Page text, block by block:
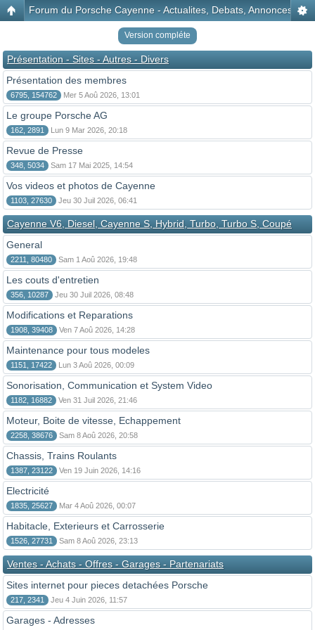
Forum du Porsche Cayenne - Actualites, Debats, Annonces,
Version compléte
Présentation - Sites - Autres - Divers
Présentation des membres
6795, 154762 Mer 5 Aoû 2026, 13:01
Le groupe Porsche AG
162, 2891 Lun 9 Mar 2026, 20:18
Revue de Presse
348, 5034 Sam 17 Mai 2025, 14:54
Vos videos et photos de Cayenne
1103, 27630 Jeu 30 Juil 2026, 06:41
Cayenne V6, Diesel, Cayenne S, Hybrid, Turbo, Turbo S, Coupé
General
2211, 80480 Sam 1 Aoû 2026, 19:48
Les couts d'entretien
356, 10287 Jeu 30 Juil 2026, 08:48
Modifications et Reparations
1908, 39408 Ven 7 Aoû 2026, 14:28
Maintenance pour tous modeles
1151, 17422 Lun 3 Aoû 2026, 00:09
Sonorisation, Communication et System Video
1182, 16882 Ven 31 Juil 2026, 21:46
Moteur, Boite de vitesse, Echappement
2258, 38676 Sam 8 Aoû 2026, 20:58
Chassis, Trains Roulants
1387, 23122 Ven 19 Juin 2026, 14:16
Electricité
1835, 25627 Mar 4 Aoû 2026, 00:07
Habitacle, Exterieurs et Carrosserie
1526, 27731 Sam 8 Aoû 2026, 23:13
Ventes - Achats - Offres - Garages - Partenariats
Sites internet pour pieces detachées Porsche
217, 2341 Jeu 4 Juin 2026, 11:57
Garages - Adresses